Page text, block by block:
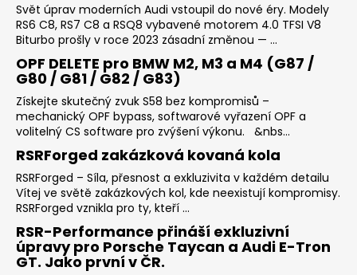
Svět úprav moderních Audi vstoupil do nové éry. Modely
RS6 C8, RS7 C8 a RSQ8 vybavené motorem 4.0 TFSI V8
Biturbo prošly v roce 2023 zásadní změnou — ...
OPF DELETE pro BMW M2, M3 a M4 (G87 /
G80 / G81 / G82 / G83)
Získejte skutečný zvuk S58 bez kompromisů –
mechanický OPF bypass, softwarové vyřazení OPF a
volitelný CS software pro zvýšení výkonu. &nbs...
RSRForged zakázková kovaná kola
RSRForged – Síla, přesnost a exkluzivita v každém detailu
Vítej ve světě zakázkových kol, kde neexistují kompromisy.
RSRForged vznikla pro ty, kteří ...
RSR-Performance přináší exkluzivní
úpravy pro Porsche Taycan a Audi E-Tron
GT. Jako první v ČR.